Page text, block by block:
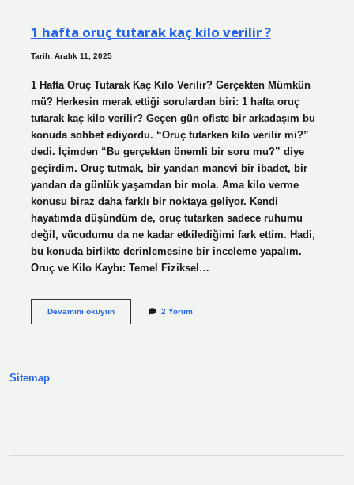
1 hafta oruç tutarak kaç kilo verilir ?
Tarih: Aralık 11, 2025
1 Hafta Oruç Tutarak Kaç Kilo Verilir? Gerçekten Mümkün
mü? Herkesin merak ettiği sorulardan biri: 1 hafta oruç
tutarak kaç kilo verilir? Geçen gün ofiste bir arkadaşım bu
konuda sohbet ediyordu. “Oruç tutarken kilo verilir mi?”
dedi. İçimden “Bu gerçekten önemli bir soru mu?” diye
geçirdim. Oruç tutmak, bir yandan manevi bir ibadet, bir
yandan da günlük yaşamdan bir mola. Ama kilo verme
konusu biraz daha farklı bir noktaya geliyor. Kendi
hayatımda düşündüm de, oruç tutarken sadece ruhumu
değil, vücudumu da ne kadar etkilediğimi fark ettim. Hadi,
bu konuda birlikte derinlemesine bir inceleme yapalım.
Oruç ve Kilo Kaybı: Temel Fiziksel…
Devamını okuyun1
2 Yorum
Sitemap